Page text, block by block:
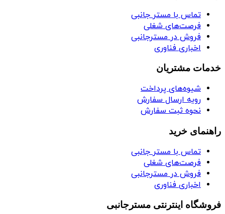
تماس با مستر جانبی
فرصت‌های شغلی
فروش در مسترجانبی
اخباری فناوری
خدمات مشتریان
شیوه‌های پرداخت
رویه ارسال سفارش
نحوه ثبت سفارش
راهنمای خرید
تماس با مستر جانبی
فرصت‌های شغلی
فروش در مسترجانبی
اخباری فناوری
فروشگاه اینترنتی مسترجانبی